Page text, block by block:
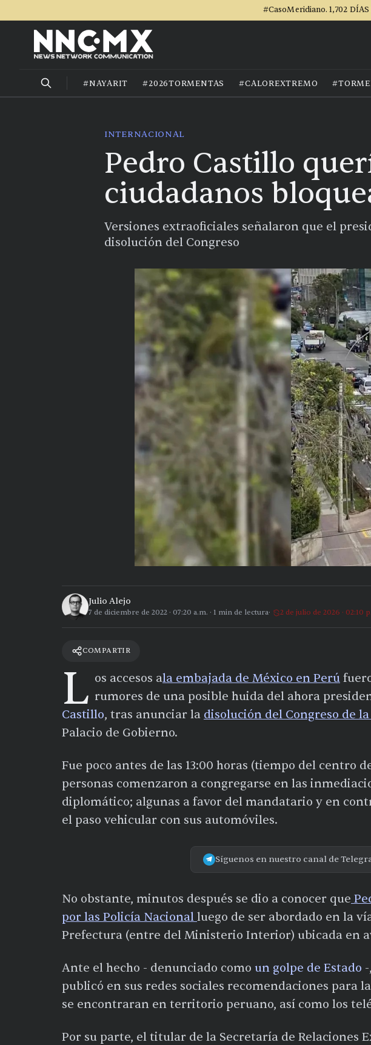
#CasoMeridiano. 1,702
#NAYARIT #2026TORMENTAS #CALOREXTREMO
INTERNACIONAL
Pedro Castillo
ciudadanos
Versiones extraoficiales señalaron que el
disolución del Congreso
Julio Alejo
7 de diciembre de 2022 · 07:20 a.m. · 1 min de lectura 2 de julio de 2026 · 02:10
COMPARTIR
L os accesos ala embajada de México en Perú
rumores de una posible huida del ahora
Castillo, tras anunciar la disolución del Congreso de
Palacio de Gobierno.
Fue poco antes de las 13:00 horas (tiempo del centro
personas comenzaron a congregarse en las
diplomático; algunas a favor del mandatario y en
el paso vehicular con sus automóviles.
Síguenos en nuestro canal de
No obstante, minutos después se dio a conocer que
por las Policía Nacional luego de ser abordado en la
Prefectura (entre del Ministerio Interior) ubicada en
Ante el hecho - denunciado como un golpe de Estado
publicó en sus redes sociales recomendaciones para
se encontraran en territorio peruano, así como los
Por su parte, el titular de la Secretaría de Relaciones